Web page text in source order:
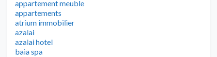
appartement meuble
appartements
atrium immobilier
azalai
azalai hotel
baia spa